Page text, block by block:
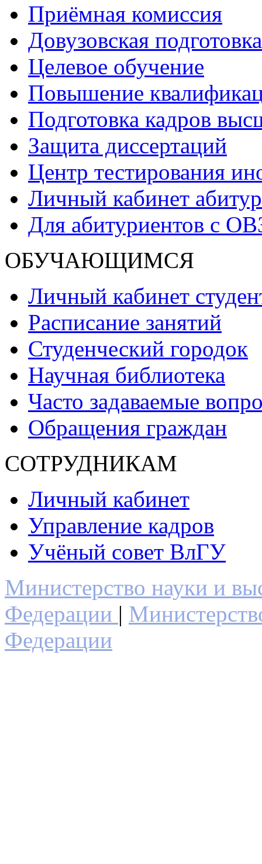
Приёмная комиссия
Довузовская подготовка
Целевое обучение
Повышение
Подготовка кадров
Защита диссертаций
Центр тестирования
Личный кабинет
Для абитуриентов с
ОБУЧАЮЩИМСЯ
Личный кабинет
Расписание занятий
Студенческий городок
Научная библиотека
Часто задаваемые
Обращения граждан
СОТРУДНИКАМ
Личный кабинет
Управление кадров
Учёный совет ВлГУ
Министерство науки и
Федерации |
Федерации